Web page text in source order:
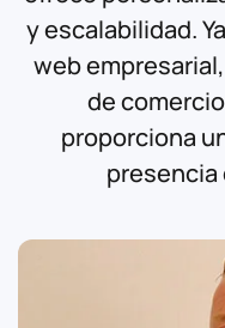
y escalabilidad.
web
de
proporciona
presencia